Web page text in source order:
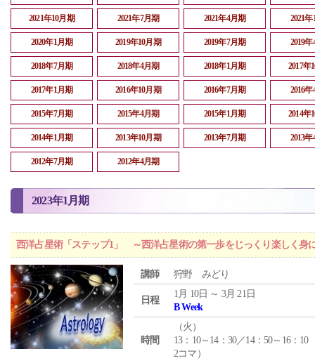
2021年10月期 2021年7月期 2021年4月期 2021
2020年1月期 2019年10月期 2019年7月期 2019
2018年7月期 2018年4月期 2018年1月期 2017年
2017年1月期 2016年10月期 2016年7月期 2016
2015年7月期 2015年4月期 2015年1月期 2014年
2014年1月期 2013年10月期 2013年7月期 2013
2012年7月期 2012年4月期
2023年1月期
西洋占星術「ステップ1」 ～西洋占星術の第一歩をじっくり楽しく身
講師 狩野 みどり
日程
1月 10日 ～ 3月 21日
B Week
時間
（火 ）
13：10～14：30／14：50～16：10
2コマ）